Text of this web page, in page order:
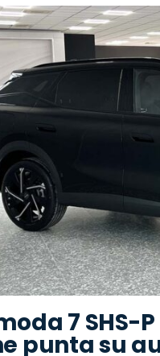
7 SHS-
punta su